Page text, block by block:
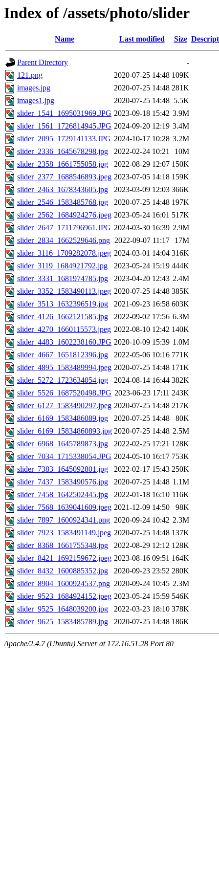
Index of /assets/photo/slider
Name Last modified Size
Parent Directory
-
121.png
2020-07-25 14:48 109K
images.jpg
2020-07-25 14:48 281K
images1.jpg
2020-07-25 14:48 5.5K
slider_1541_1695031969.JPG 2023-09-18 15:42 3.9M
slider_1561_1726814945.JPG 2024-09-20 12:19 3.4M
slider_2095_1729141133.JPG 2024-10-17 10:28 3.2M
slider_2336_1645678298.jpg
2022-02-24 10:21
10M
slider_2358_1661755058.jpg
2022-08-29 12:07 150K
slider_2377_1688546893.jpeg 2023-07-05 14:18 159K
slider_2463_1678343605.jpg
2023-03-09 12:03 366K
slider_2546_1583485768.jpg
2020-07-25 14:48 197K
slider_2562_1684924276.jpeg 2023-05-24 16:01 517K
slider_2647_1711796961.JPG 2024-03-30 16:39 2.9M
slider_2834_1662529646.png 2022-09-07 11:17
17M
slider_3116_1709282078.jpeg 2024-03-01 14:04 316K
slider_3119_1684921792.jpg
2023-05-24 15:19 444K
slider_3331_1681974785.jpg
2023-04-20 12:43 2.4M
slider_3352_1583490113.jpeg 2020-07-25 14:48 385K
slider_3513_1632396519.jpg
2021-09-23 16:58 603K
slider_4126_1662121585.jpg
2022-09-02 17:56 6.3M
slider_4270_1660115573.jpeg 2022-08-10 12:42 140K
slider_4483_1602238160.JPG 2020-10-09 15:39 1.0M
slider_4667_1651812396.jpg
2022-05-06 10:16 771K
slider_4895_1583489994.jpeg 2020-07-25 14:48 171K
slider_5272_1723634054.jpg
2024-08-14 16:44 382K
slider_5526_1687520498.JPG 2023-06-23 17:11 243K
slider_6127_1583490297.jpeg 2020-07-25 14:48 217K
slider_6169_1583486089.jpg
2020-07-25 14:48
80K
slider_6169_15834860893.jpg 2020-07-25 14:48 2.5M
slider_6968_1645789873.jpg
2022-02-25 17:21 128K
slider_7034_1715338054.JPG 2024-05-10 16:17 753K
slider_7383_1645092801.jpg
2022-02-17 15:43 250K
slider_7437_1583490576.jpg
2020-07-25 14:48 1.1M
slider_7458_1642502445.jpg
2022-01-18 16:10 116K
slider_7568_1639041609.jpeg 2021-12-09 14:50
98K
slider_7897_1600924341.png 2020-09-24 10:42 2.3M
slider_7923_1583491149.jpeg 2020-07-25 14:48 137K
slider_8368_1661755348.jpg
2022-08-29 12:12 128K
slider_8421_1692159672.jpeg 2023-08-16 09:51 164K
slider_8432_1600885352.jpg
2020-09-23 23:52 280K
slider_8904_1600924537.png 2020-09-24 10:45 2.3M
slider_9523_1684924152.jpeg 2023-05-24 15:59 546K
slider_9525_1648039200.jpg
2022-03-23 18:10 378K
slider_9625_1583485789.jpg
2020-07-25 14:48 186K
Apache/2.4.7 (Ubuntu) Server at 172.16.51.28 Port 80